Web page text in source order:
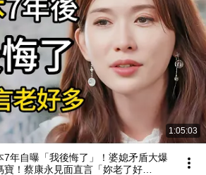
1:05:03
7年自曝「我後悔了」！婆媳矛盾大爆
寶！蔡康永見面直言「妳老了好